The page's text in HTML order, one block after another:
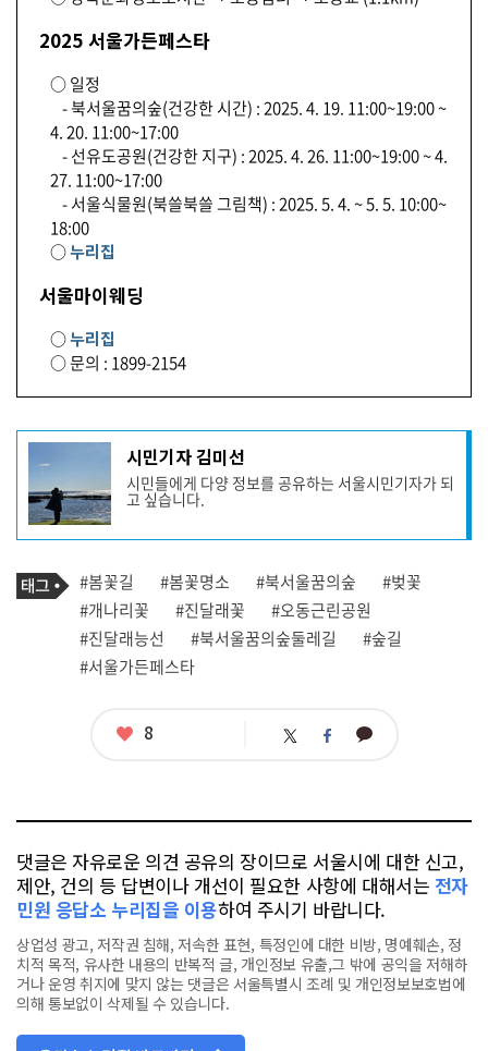
2025 서울가든페스타
○ 일정
- 북서울꿈의숲(건강한 시간) : 2025. 4. 19. 11:00~19:00 ~
4. 20. 11:00~17:00
- 선유도공원(건강한 지구) : 2025. 4. 26. 11:00~19:00 ~ 4.
27. 11:00~17:00
- 서울식물원(북쓸북쓸 그림책) : 2025. 5. 4. ~ 5. 5. 10:00~
18:00
○누리집
서울마이웨딩
○누리집
○ 문의 : 1899-2154
기
사
작
성
자
프
필
시민기자 김미선
시민들에게 다양 정보를 공유하는 서울시민기자가 되
고 싶습니다.
기
사
관
련
태
그
태
그
#봄꽃길 #봄꽃명소 #북서울꿈의숲
#벚꽃
#개나리꽃
#진달래꽃
#오동근린공원
#진달래능선
#북서울꿈의숲둘레길
#숲길
#서울가든페스타
좋
8 트 페 카
댓글은 자유로운 의견 공유의 장이므로 서울시에 대한 신고,
제안, 건의 등 답변이나 개선이 필요한 사항에 대해서는 전자
민원 응답소 누리집을 이용하여 주시기 바랍니다.
상업성 광고, 저작권 침해, 저속한 표현, 특정인에 대한 비방, 명예훼손, 정
치적 목적, 유사한 내용의 반복적 글, 개인정보 유출,그 밖에 공익을 저해하
거나 운영 취지에 맞지 않는 댓글은 서울특별시 조례 및 개인정보보호법에
의해 통보없이 삭제될 수 있습니다.